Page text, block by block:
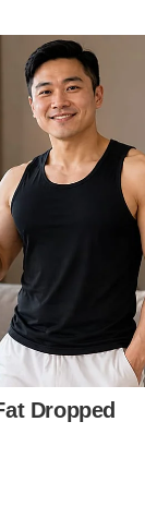
kes
Pinang
MOHD ROSLI